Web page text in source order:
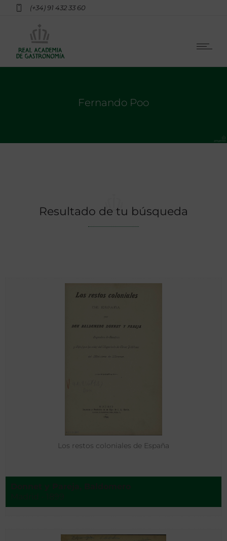
(+34) 91 432 33 60
Fernando Poo
Resultado de tu búsqueda
Los restos coloniales de España